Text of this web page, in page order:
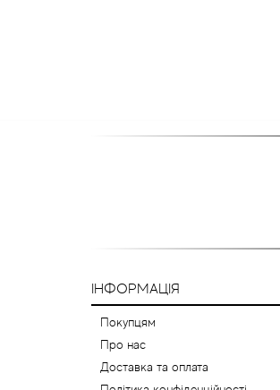
ІНФОРМАЦІЯ
Покупцям
Про нас
Доставка та оплата